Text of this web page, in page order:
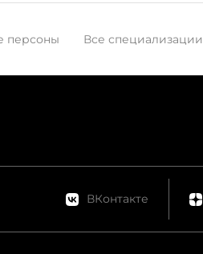
персоны Все специализации
ВКонтакте